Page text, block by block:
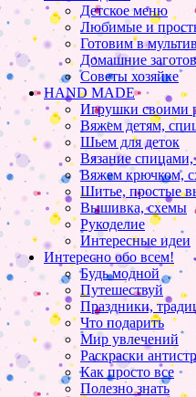
Детское меню
Любимые и
Готовим в
Домашние
Советы хозяйке
HAND MADE
Игрушки своими
Вяжем детям,
Шьем для деток
Вязание
Вяжем крючком,
Шитье, простые
Вышивка, схемы
Рукоделие
Интересные идеи
Интересно обо всем!
Будь модной
Путешествуй
Праздники,
Что подарить
Мир увлечений
Раскраски
Как просто все
Полезно знать